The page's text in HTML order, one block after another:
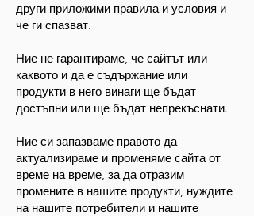
други приложими правила и условия и
че ги спазват.
Ние не гарантираме, че сайтът или
каквото и да е съдържание или
продукти в него винаги ще бъдат
достъпни или ще бъдат непрекъснати.
Ние си запазваме правото да
актуализираме и променяме сайта от
време на време, за да отразим
промените в нашите продукти, нуждите
на нашите потребители и нашите